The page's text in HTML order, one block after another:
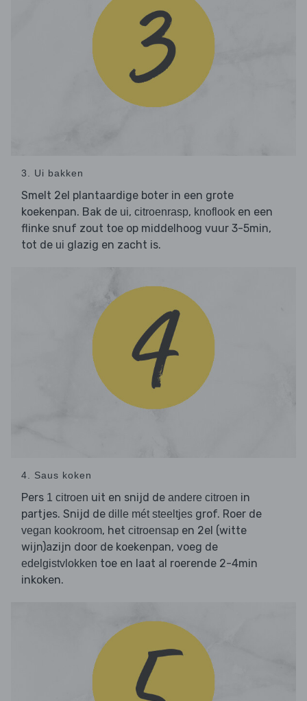
3. Ui bakken
Smelt 2el plantaardige boter in een grote
koekenpan. Bak de ui, citroenrasp, knoflook en een
flinke snuf zout toe op middelhoog vuur 3-5min,
tot de ui glazig en zacht is.
4. Saus koken
Pers 1 citroen uit en snijd de andere citroen in
partjes. Snijd de dille mét steeltjes grof. Roer de
vegan kookroom, het citroensap en 2el (witte
wijn)azijn door de koekenpan, voeg de
edelgistvlokken toe en laat al roerende 2-4min
inkoken.